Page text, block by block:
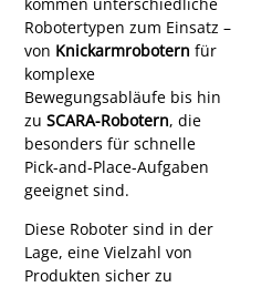
Robotertypen zum Einsatz –
von Knickarmrobotern für
komplexe
Bewegungsabläufe bis hin
zu SCARA-Robotern, die
besonders für schnelle
Pick-and-Place-Aufgaben
geeignet sind.
Diese Roboter sind in der
Lage, eine Vielzahl von
Produkten sicher zu